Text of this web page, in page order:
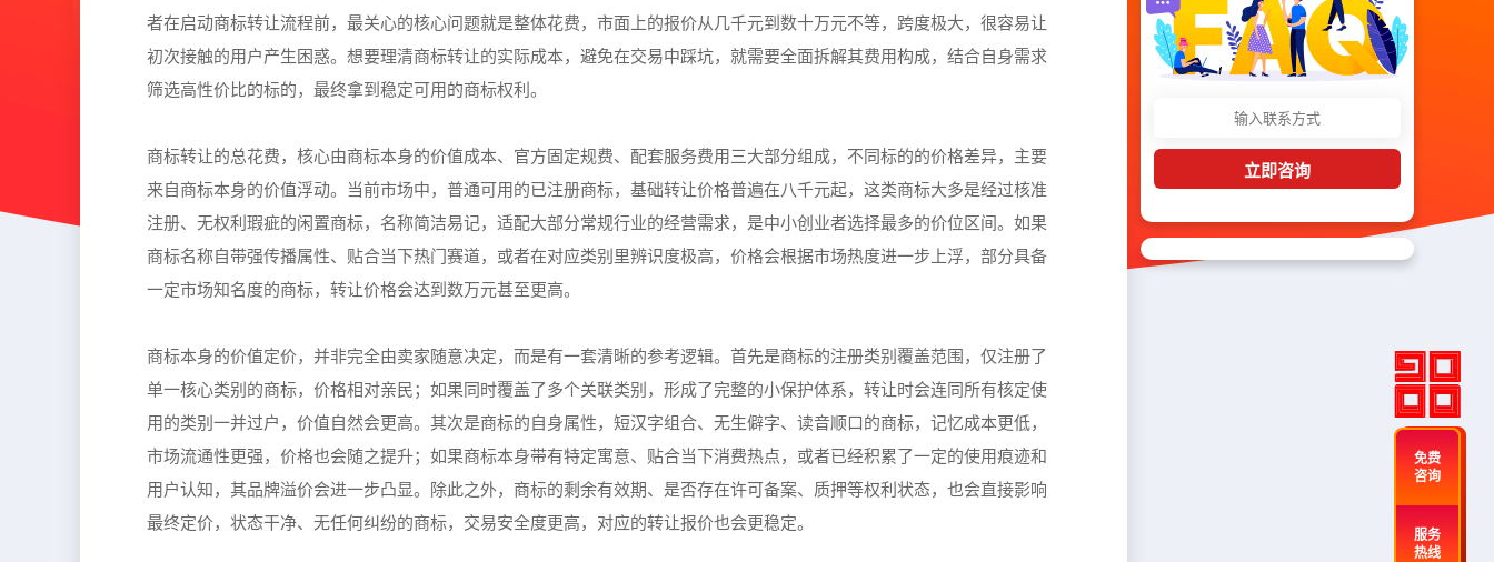
者在启动商标转让流程前，最关心的核心问题就是整体花费，市面上的报价从几千元到数十万元不等，跨度极大，很容易让
初次接触的用户产生困惑。想要理清商标转让的实际成本，避免在交易中踩坑，就需要全面拆解其费用构成，结合自身需求
筛选高性价比的标的，最终拿到稳定可用的商标权利。
商标转让的总花费，核心由商标本身的价值成本、官方固定规费、配套服务费用三大部分组成，不同标的的价格差异，主要
来自商标本身的价值浮动。当前市场中，普通可用的已注册商标，基础转让价格普遍在‌八千元起‌，这类商标大多是经过核准
注册、无权利瑕疵的闲置商标，名称简洁易记，适配大部分常规行业的经营需求，是中小创业者选择最多的价位区间。如果
商标名称自带强传播属性、贴合当下热门赛道，或者在对应类别里辨识度极高，价格会根据市场热度进一步上浮，部分具备
一定市场知名度的商标，转让价格会达到数万元甚至更高。
商标本身的价值定价，并非完全由卖家随意决定，而是有一套清晰的参考逻辑。首先是商标的注册类别覆盖范围，仅注册了
单一核心类别的商标，价格相对亲民；如果同时覆盖了多个关联类别，形成了完整的小保护体系，转让时会连同所有核定使
用的类别一并过户，价值自然会更高。其次是商标的自身属性，短汉字组合、无生僻字、读音顺口的商标，记忆成本更低，
市场流通性更强，价格也会随之提升；如果商标本身带有特定寓意、贴合当下消费热点，或者已经积累了一定的使用痕迹和
用户认知，其品牌溢价会进一步凸显。除此之外，商标的剩余有效期、是否存在许可备案、质押等权利状态，也会直接影响
最终定价，状态干净、无任何纠纷的商标，交易安全度更高，对应的转让报价也会更稳定。
立即咨询
免费
咨询
服务
热线